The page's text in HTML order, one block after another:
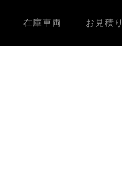
在庫車両 お見積り